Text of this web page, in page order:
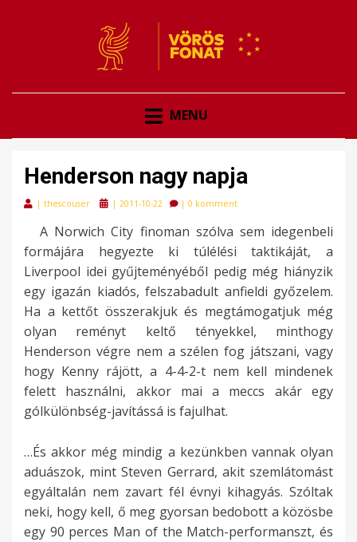
VÖRÖS FONAT
MENU
Henderson nagy napja
| thescouser
Posted
| 2011-10-22 | 0 komment
A Norwich City finoman szólva sem idegenbeli
formájára hegyezte ki túlélési taktikáját, a
Liverpool idei gyűjteményéből pedig még hiányzik
egy igazán kiadós, felszabadult anfieldi győzelem.
Ha a kettőt összerakjuk és megtámogatjuk még
olyan reményt keltő tényekkel, minthogy
Henderson végre nem a szélen fog játszani, vagy
hogy Kenny rájött, a 4-4-2-t nem kell mindenek
felett használni, akkor mai a meccs akár egy
gólkülönbség-javítássá is fajulhat.
…És akkor még mindig a kezünkben vannak olyan
aduászok, mint Steven Gerrard, akit szemlátomást
egyáltalán nem zavart fél évnyi kihagyás. Szóltak
neki, hogy kell, ő meg gyorsan bedobott a közösbe
egy 90 perces Man of the Match-performanszt, és